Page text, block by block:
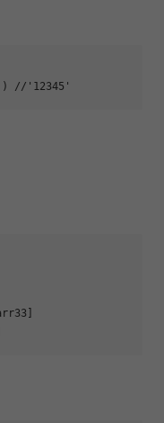
) //'12345'